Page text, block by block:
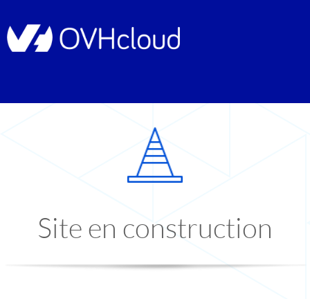
Site en construction